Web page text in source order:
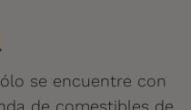
se encuentre con
de comestibles de